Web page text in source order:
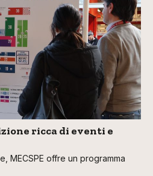
ricca di eventi e
MECSPE offre un programma